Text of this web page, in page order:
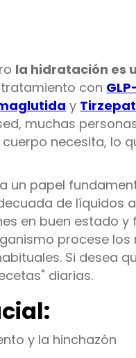
la hidratación es
con
y
muchas
necesita, lo
un papel
de líquidos
en buen estado
procese
Si desea
diarias.
y la hinchazón